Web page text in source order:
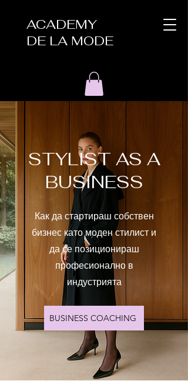
ACADEMY
DE LA MODE
STYLIST AS A
BUSINESS
Как да стартираш собствен
бизнес като моден стилист и
да се позиционираш
професионално в
индустрията
BUSINESS COACHING